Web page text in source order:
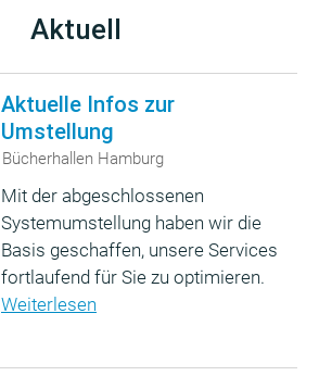
Aktuell
Aktuelle Infos zur
Umstellung
Bücherhallen Hamburg
Mit der abgeschlossenen
Systemumstellung haben wir die
Basis geschaffen, unsere Services
fortlaufend für Sie zu optimieren.
Weiterlesen